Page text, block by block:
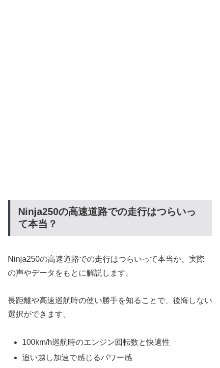
Ninja250の高速道路での走行はつらいっ
て本当？
Ninja250の高速道路での走行はつらいって本当か、実際
の声やデータをもとに解説します。
長距離や高速巡航時の使い勝手を知ることで、後悔しない
選択ができます。
100km/h巡航時のエンジン回転数と快適性
追い越し加速で感じるパワー感